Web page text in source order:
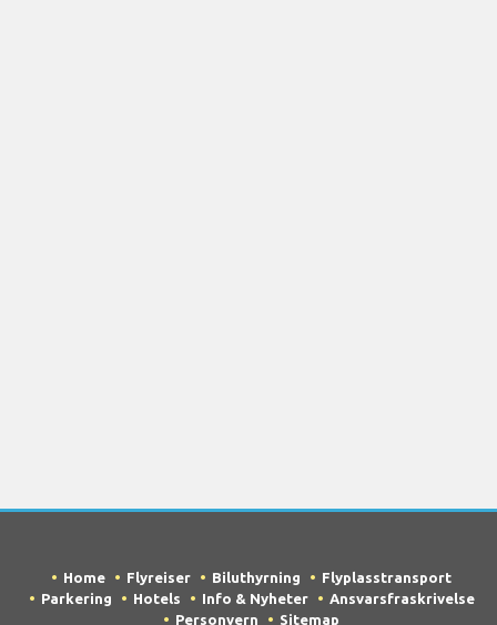
Home Flyreiser Biluthyrning
Flyplasstransport
Parkering
Hotels Info & Nyheter
Ansvarsfraskrivelse
Personvern
Sitemap